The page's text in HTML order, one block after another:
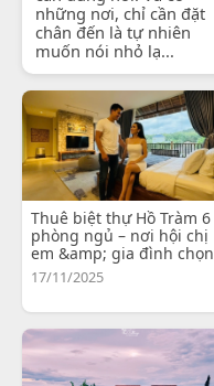
những nơi, chỉ cần đặt
chân đến là tự nhiên
muốn nói nhỏ lạ...
Thuê biệt thự Hồ Tràm 6
phòng ngủ – nơi hội chị
em &amp; gia đình chọn
17/11/2025